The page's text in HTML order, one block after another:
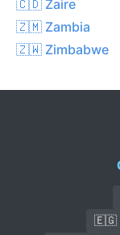
🇨🇩 Zaire
🇿🇲 Zambia
🇿🇼 Zimbabwe
🇪🇬